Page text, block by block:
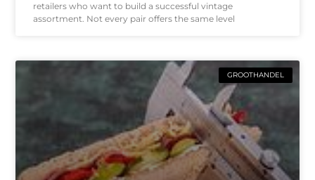
retailers who want to build a successful vintage
assortment. Not every pair offers the same level
GROOTHANDEL